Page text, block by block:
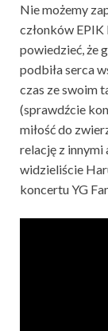
Nie możemy
członków
powiedzieć, że
podbiła serca
czas ze swoim
(sprawdźcie
miłość do
relację z innymi
widzieliście
koncertu YG